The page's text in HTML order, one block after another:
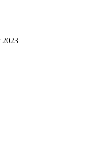
2023